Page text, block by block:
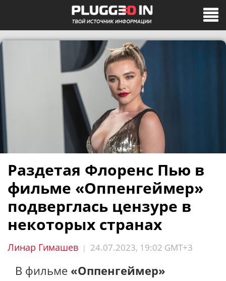
Раздетая Флоренс Пью в
фильме «Оппенгеймер»
подверглась цензуре в
некоторых странах
Линар Гимашев | 24.07.2023, 19:02 GMT+3
В фильме «Оппенгеймер»